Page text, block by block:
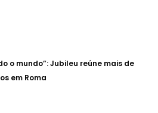
o mundo”: Jubileu reúne mais de
em Roma